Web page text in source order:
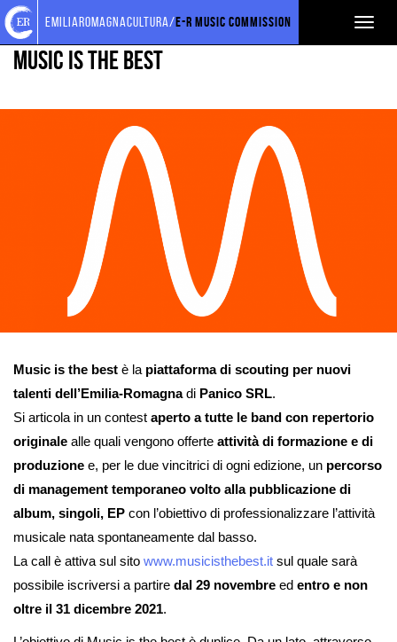
Torna
alla
home
page
Cerca
nel
sito
Salta
ai
contenuti
Salta
al
menu
principale
emiliaromagnacultura/E-R Music Commission
PROGETTI SOSTENUTI CALL & CONTEST
Music is the best
Music is the best è la piattaforma di scouting per nuovi
talenti dell’Emilia-Romagnadi Panico SRL.
Si articola in un contest aperto a tutte le band con repertorio
originale alle quali vengono offerte attività di formazione e di
produzione e, per le due vincitrici di ogni edizione, un percorso
di management temporaneo volto alla pubblicazione di
album, singoli, EP con l’obiettivo di professionalizzare l’attività
musicale nata spontaneamente dal basso.
La call è attiva sul sito www.musicisthebest.it sul quale sarà
possibile iscriversi a partire dal 29 novembre ed entro e non
oltre il 31 dicembre 2021.